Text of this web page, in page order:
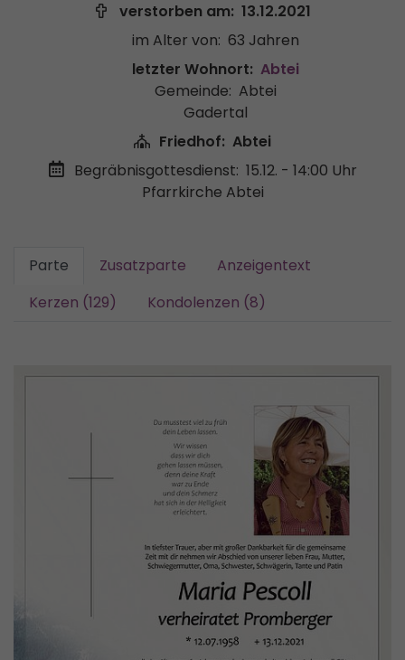
verstorben am: 13.12.2021
im Alter von: 63 Jahren
letzter Wohnort: Abtei
Gemeinde: Abtei
Gadertal
Friedhof: Abtei
Begräbnisgottesdienst: 15.12. - 14:00 Uhr
Pfarrkirche Abtei
Parte Zusatzparte
Anzeigentext
Kerzen (129)
Kondolenzen (8)